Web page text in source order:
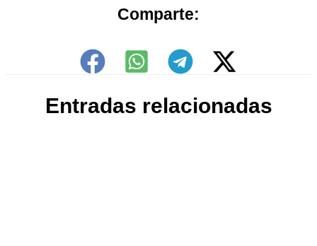
Comparte:
Entradas relacionadas